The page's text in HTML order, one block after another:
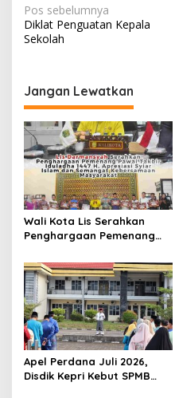
N
a
i
g
a
s
i
p
o
s
Pos sebelumnya
Diklat Penguatan Kepala
Sekolah
Jangan Lewatkan
Wali Kota Lis Serahkan
Penghargaan Pemenang
H, Ajak Masyarakat Terus
Hidupkan Syiar Islam
Apel Perdana Juli 2026,
Disdik Kepri Kebut SPMB